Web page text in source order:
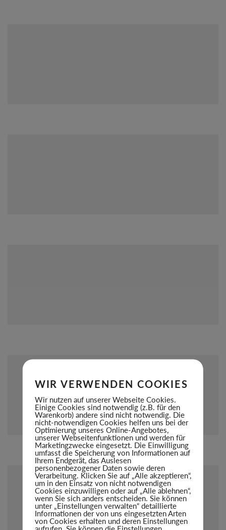
WIR VERWENDEN COOKIES
Wir nutzen auf unserer Webseite Cookies.
Einige Cookies sind notwendig (z.B. für den
Warenkorb) andere sind nicht notwendig. Die
nicht-notwendigen Cookies helfen uns bei der
Optimierung unseres Online-Angebotes,
unserer Webseitenfunktionen und werden für
Marketingzwecke eingesetzt. Die Einwilligung
umfasst die Speicherung von Informationen auf
Ihrem Endgerät, das Auslesen
personenbezogener Daten sowie deren
Verarbeitung. Klicken Sie auf „Alle akzeptieren“,
um in den Einsatz von nicht notwendigen
Cookies einzuwilligen oder auf „Alle ablehnen“,
wenn Sie sich anders entscheiden. Sie können
unter „Einstellungen verwalten“ detaillierte
Informationen der von uns eingesetzten Arten
von Cookies erhalten und deren Einstellungen